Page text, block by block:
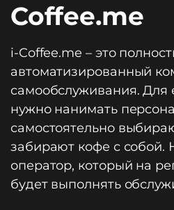
Coffee.me
i-Coffee.me – это
автоматизированный
самообслуживания. Для
нужно нанимать
самостоятельно
забирают кофе с собой.
оператор, который на
будет выполнять